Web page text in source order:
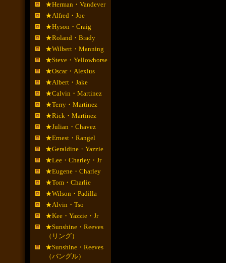
★Herman・Vandever
★Alfred・Joe
★Hyson・Craig
★Roland・Brady
★Wilbert・Manning
★Steve・Yellowhorse
★Oscar・Alexius
★Albert・Jake
★Calvin・Martinez
★Terry・Martinez
★Rick・Martinez
★Julian・Chavez
★Ernest・Rangel
★Geraldine・Yazzie
★Lee・Charley・Jr
★Eugene・Charley
★Tom・Charlie
★Wilson・Padilla
★Alvin・Tso
★Kee・Yazzie・Jr
★Sunshine・Reeves
（リング）
★Sunshine・Reeves
（バングル）